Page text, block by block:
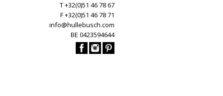
T +32(0)51 46 78 67
F +32(0)51 46 78 71
info@hullebusch.com
BE 0423594644